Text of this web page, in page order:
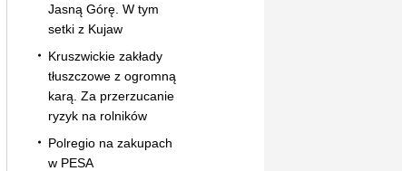
Jasną Górę. W tym
setki z Kujaw
Kruszwickie zakłady
tłuszczowe z ogromną
karą. Za przerzucanie
ryzyk na rolników
Polregio na zakupach
w PESA